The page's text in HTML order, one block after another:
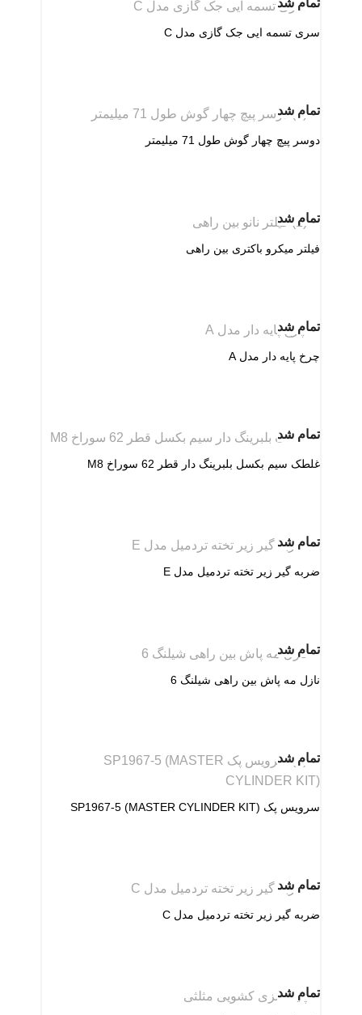
سری تسمه ایی جک گازی مدل C
تمام شد
دوسر پیچ چهار گوش طول 71 میلیمتر
تمام شد
فیلتر میکرو باکتری بین راهی
تمام شد
چرخ پایه دار مدل A
تمام شد
غلطک سیم بکسل بلبرینگ دار قطر 62 سوراخ M8
تمام شد
ضربه گیر زیر تخته تردمیل مدل E
تمام شد
نازل مه پاش بین راهی شیلنگ 6
تمام شد
سرویس پک SP1967-5 (MASTER CYLINDER KIT)
تمام شد
ضربه گیر زیر تخته تردمیل مدل C
تمام شد